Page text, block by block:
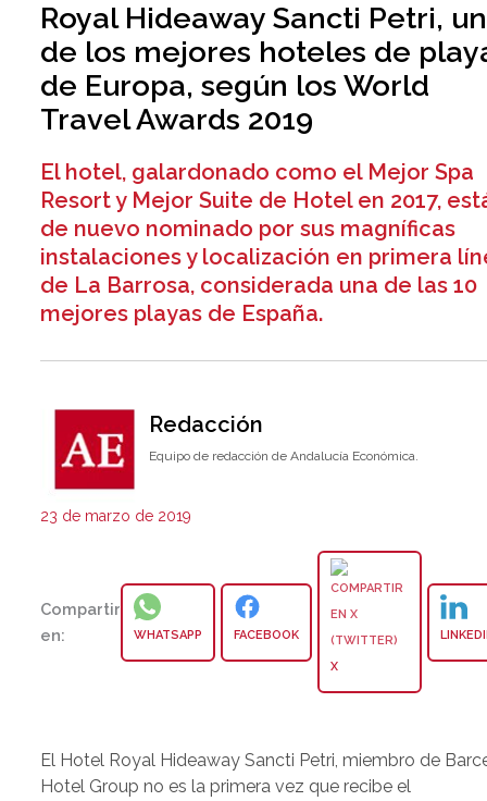
Royal Hideaway Sancti Petri,
de los mejores hoteles de
de Europa, según los World
Travel Awards 2019
El hotel, galardonado como el Mejor Spa
Resort y Mejor Suite de Hotel en 2017,
de nuevo nominado por sus magníficas
instalaciones y localización en primera
de La Barrosa, considerada una de las 10
mejores playas de España.
Redacción
Equipo de redacción de Andalucía Económica.
23 de marzo de 2019
Compartir
en:
WHATSAPP FACEBOOK
X
El Hotel Royal Hideaway Sancti Petri, miembro de
Hotel Group no es la primera vez que recibe el